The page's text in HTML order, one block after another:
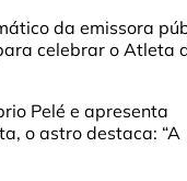
da emissora
celebrar o Atleta
Pelé e apresenta
o astro destaca: “A